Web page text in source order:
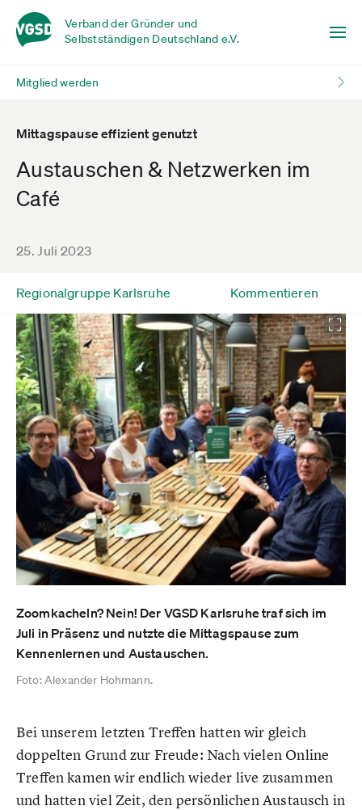
Verband der Gründer und
Selbstständigen Deutschland e.V.
Mitglied werden
Mittagspause effizient genutzt
Austauschen & Netzwerken im
Café
25. Juli 2023
Regionalgruppe Karlsruhe Kommentieren
Zoomkacheln? Nein! Der VGSD Karlsruhe traf sich im
Juli in Präsenz und nutzte die Mittagspause zum
Kennenlernen und Austauschen.
Foto: Alexander Hohmann.
Bei unserem letzten Treffen hatten wir gleich
doppelten Grund zur Freude: Nach vielen Online
Treffen kamen wir endlich wieder live zusammen
und hatten viel Zeit, den persönlichen Austausch in